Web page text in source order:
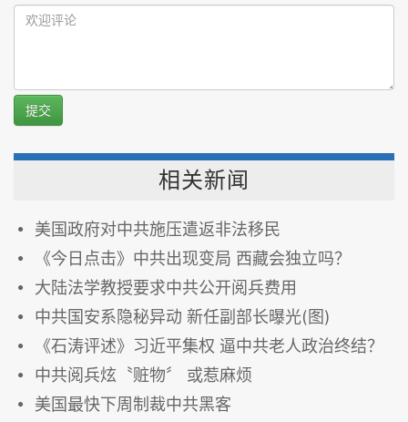
提交
相关新闻
美国政府对中共施压遣返非法移民
《今日点击》中共出现变局 西藏会独立吗？
大陆法学教授要求中共公开阅兵费用
中共国安系隐秘异动 新任副部长曝光(图)
《石涛评述》习近平集权 逼中共老人政治终结？
中共阅兵炫〝赃物〞 或惹麻烦
美国最快下周制裁中共黑客